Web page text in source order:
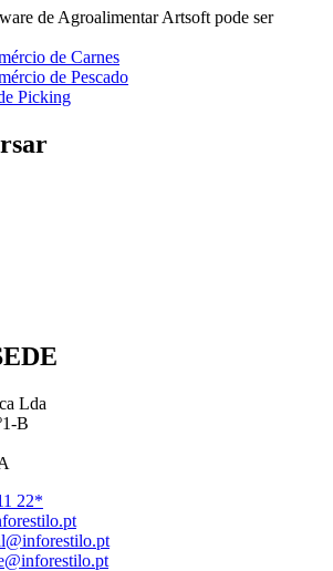
de Agroalimentar Artsoft pode ser
de Carnes
de Pescado
Picking
Lda
B
22*